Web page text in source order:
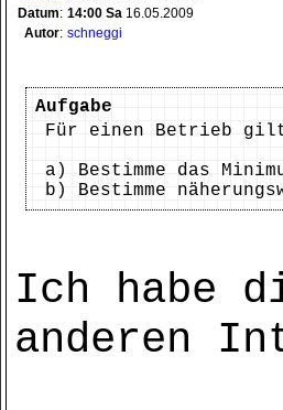
Datum: 14:00 Sa 16.05.2009
Autor: schneggi
Aufgabe
Für einen Betrieb gilt
a) Bestimme das
b) Bestimme
Ich habe
anderen